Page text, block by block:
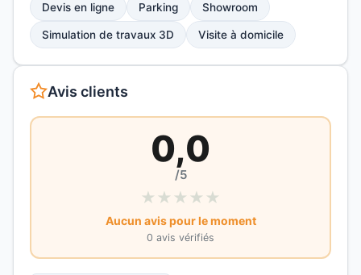
Devis en ligne Parking Showroom
Simulation de travaux 3D Visite à domicile
Avis clients
0,0
/5
★ ★ ★ ★ ★
Aucun avis pour le moment
0 avis vérifiés